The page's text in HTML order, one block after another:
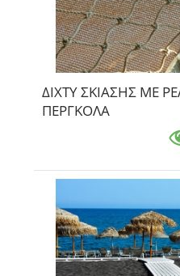
ΔΙΧΤΥ ΣΚΙΑΣΗΣ ΜΕ
ΠΕΡΓΚΟΛΑ